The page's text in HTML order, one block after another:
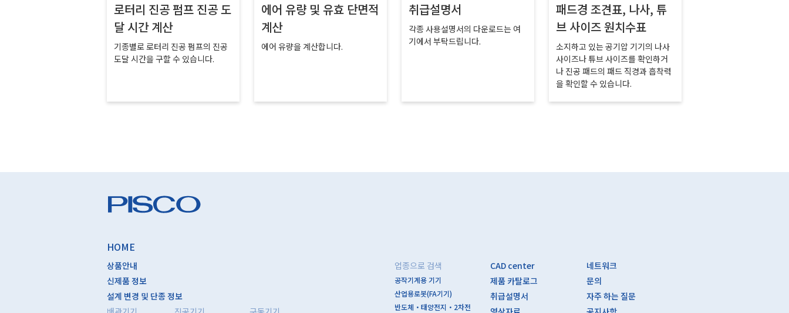
로터리 진공 펌프 진공 도
달 시간 계산
기종별로 로터리 진공 펌프의 진공
도달 시간을 구할 수 있습니다.
에어 유량 및 유효 단면적
계산
에어 유량을 계산합니다.
취급설명서
각종 사용설명서의 다운로드는 여
기에서 부탁드립니다.
패드경 조견표, 나사, 튜
브 사이즈 원치수표
소지하고 있는 공기압 기기의 나사
사이즈나 튜브 사이즈를 확인하거
나 진공 패드의 패드 직경과 흡착력
을 확인할 수 있습니다.
HOME
상품안내
신제품 정보
설계 변경 및 단종 정보
업종으로 검색
공작기계용 기기
산업용로봇(FA기기)
반도체・태양전지・2차전
CAD center
제품 카탈로그
취급설명서
네트워크
문의
자주 하는 질문